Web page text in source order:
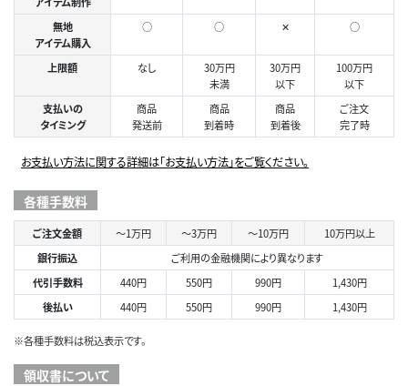
無地
アイテム購入
○ ○ ✕ ○
上限額 なし
30万円
未満
30万円
以下
100万円
以下
支払いの
タイミング
商品
発送前
商品
到着時
商品
到着後
ご注文
完了時
お支払い方法に関する詳細は「お支払い方法」をご覧ください。
各種手数料
ご注文金額 ～1万円 ～3万円 ～10万円
10万円以上
銀行振込
ご利用の金融機関により異なります
代引手数料
440円 550円 990円
1,430円
後払い
440円 550円 990円 1,430円
※各種手数料は税込表示です。
領収書について